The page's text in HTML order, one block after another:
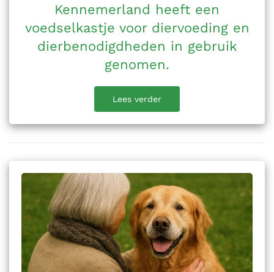
Kennemerland heeft een
voedselkastje voor diervoeding en
dierbenodigdheden in gebruik
genomen.
Lees verder